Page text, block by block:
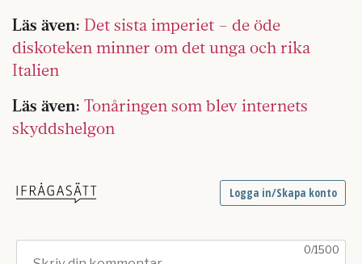
Läs även: Det sista imperiet – de öde
diskoteken minner om det unga och rika
Italien
Läs även: Tonåringen som blev internets
skyddshelgon